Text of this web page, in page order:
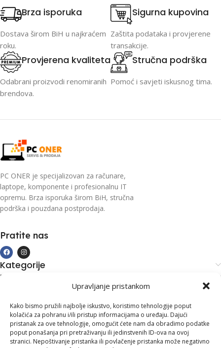
Upravljanje pristankom
Kako bismo pružili najbolje iskustvo, koristimo tehnologije poput
kolačića za pohranu i/ili pristup informacijama o uređaju. Dajući
pristanak za ove tehnologije, omogućit ćete nam da obradimo podatke
poput ponašanja pri pretraživanju ili jedinstvenih ID-ova na ovoj
stranici. Nepoštivanje pristanka ili povlačenje pristanka može negativno
Brza isporuka
Dostava širom BiH u najkraćem
roku.
Sigurna kupovina
Zaštita podataka i provjerene
transakcije.
Provjerena kvaliteta
Odabrani proizvodi renomiranih
brendova.
Stručna podrška
Pomoć i savjeti iskusnog tima.
PC ONER je specijalizovan za računare,
laptope, komponente i profesionalnu IT
opremu. Brza isporuka širom BiH, stručna
podrška i pouzdana postprodaja.
Pratite nas
Kategorije
Kupovina i podrška
Kontakt informacije
Branilaca Bosne, 75 300 Lukavac
+387 35 555 999